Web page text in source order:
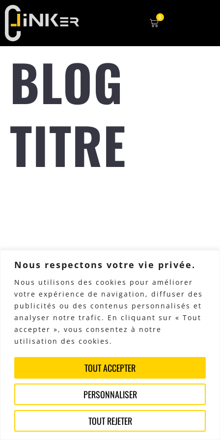
Nous respectons votre vie privée.
Nous utilisons des cookies pour améliorer
votre expérience de navigation, diffuser des
publicités ou des contenus personnalisés et
analyser notre trafic. En cliquant sur « Tout
accepter », vous consentez à notre
utilisation des cookies.
PERSONNALISER
TOUT REJETER
TOUT ACCEPTER
0
BLOG
TITRE